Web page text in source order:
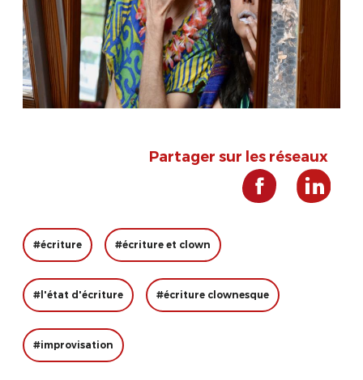
Partager sur les réseaux
#écriture #écriture et clown
#l'état d'écriture #écriture clownesque
#improvisation